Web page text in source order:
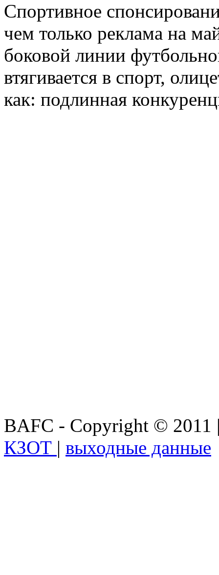
Спортивное
чем только реклама на
боковой линии
втягивается в спорт,
как: подлинная
BAFC - Copyright © 2011
КЗОТ | выходные данные